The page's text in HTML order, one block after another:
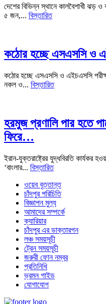
দেশের বিভিন্ন স্থানে কালবৈশাখী ঝড়
৫ জন,... বিস্তারিত
কঠোর হচ্ছে এসএসসি ও
কঠোর হচ্ছে এসএসসি ও এইচএসসি
নকল ও... বিস্তারিত
হরমুজ প্রণালি পার হতে
ফিরে…
ইরান-যুক্তরাষ্ট্রের যুদ্ধবিরতি কার্যকর
‘বাংলার... বিস্তারিত
ওয়েব বৃত্তান্ত
চাঁদপুর পরিচিতি
বিজ্ঞাপন মুল্য
আমাদের সম্পর্কে
ক্যারিয়ার
চাঁদপুর এর ডাক্তারগন
লঞ্চ সময়সূচী
ট্রেন সময়সূচী
জরুরী ফোন নম্বর
প্রতিনিধি
ভ্রমন গাইড
যোগাযোগ